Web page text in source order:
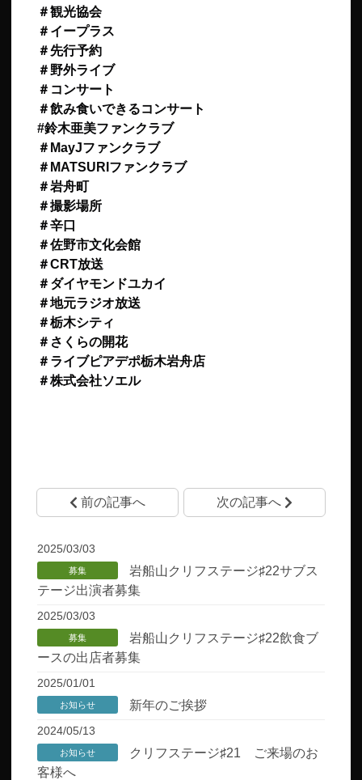
＃観光協会
＃イープラス
＃先行予約
＃野外ライブ
＃コンサート
＃飲み食いできるコンサート
#鈴木亜美ファンクラブ
＃MayJファンクラブ
＃MATSURIファンクラブ
＃岩舟町
＃撮影場所
＃辛口
＃佐野市文化会館
＃CRT放送
＃ダイヤモンドユカイ
＃地元ラジオ放送
＃栃木シティ
＃さくらの開花
＃ライブピアデポ栃木岩舟店
＃株式会社ソエル
前の記事へ 次の記事へ
2025/03/03
募集
岩船山クリフステージ♯22サブス
テージ出演者募集
2025/03/03
募集
岩船山クリフステージ♯22飲食ブ
ースの出店者募集
2025/01/01
お知らせ 新年のご挨拶
2024/05/13
お知らせ
クリフステージ♯21 ご来場のお
客様へ